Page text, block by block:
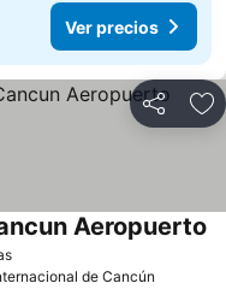
Ver precios
Compartir
Aeropuerto
de Cancún